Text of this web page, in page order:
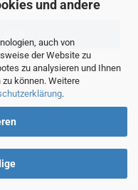
und andere
auch von
der Website zu
zu analysieren und Ihnen
können. Weitere
.